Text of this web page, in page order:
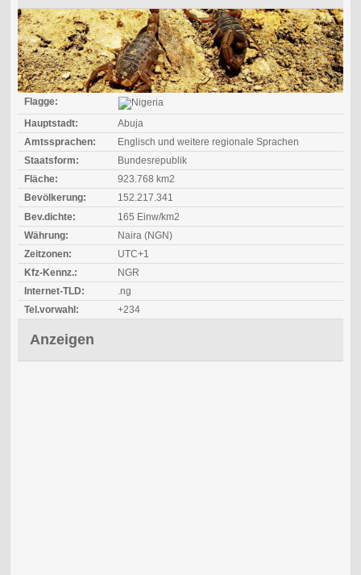
Flagge:
Hauptstadt:
Abuja
Amtssprachen:
Englisch und weitere regionale Sprachen
Staatsform:
Bundesrepublik
Fläche:
923.768 km2
Bevölkerung:
152.217.341
Bev.dichte:
165 Einw/km2
Währung:
Naira (NGN)
Zeitzonen:
UTC+1
Kfz-Kennz.:
NGR
Internet-TLD:
.ng
Tel.vorwahl:
+234
Anzeigen